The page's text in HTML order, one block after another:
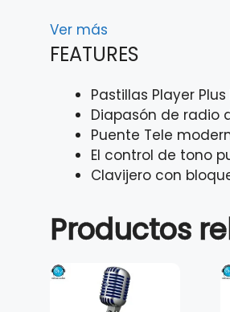
Ver más
FEATURES
Pastillas Player
Diapasón de radio
Puente Tele
El control de tono
Clavijero con
Productos